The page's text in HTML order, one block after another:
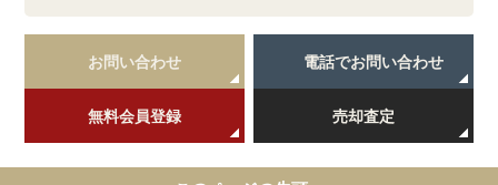
お問い合わせ 電話でお問い合わせ
無料会員登録 売却査定